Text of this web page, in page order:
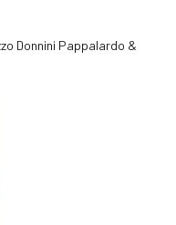
Donnini Pappalardo &